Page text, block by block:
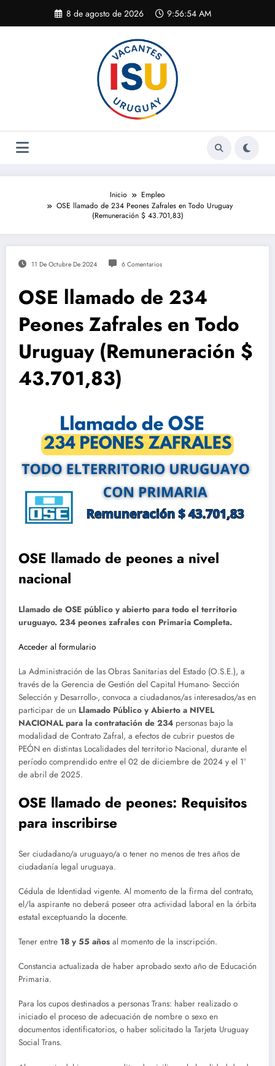
contenido
8 de agosto de 2026 9:56:54 AM
Inicio
Empleo
OSE llamado de 234 Peones Zafrales en Todo Uruguay
(Remuneración $ 43.701,83)
11 De Octubre De 2024 6 Comentarios
OSE llamado de 234
Peones Zafrales en Todo
Uruguay (Remuneración $
43.701,83)
OSE llamado de peones a nivel
nacional
Llamado de OSE público y abierto para todo el territorio
uruguayo. 234 peones zafrales con Primaria Completa.
Acceder al formulario
La Administración de las Obras Sanitarias del Estado (O.S.E.), a
través de la Gerencia de Gestión del Capital Humano- Sección
Selección y Desarrollo-, convoca a ciudadanos/as interesados/as en
participar de un Llamado Público y Abierto a NIVEL
NACIONAL para la contratación de 234 personas bajo la
modalidad de Contrato Zafral, a efectos de cubrir puestos de
PEÓN en distintas Localidades del territorio Nacional, durante el
período comprendido entre el 02 de diciembre de 2024 y el 1°
de abril de 2025.
OSE llamado de peones: Requisitos
para inscribirse
Ser ciudadano/a uruguayo/a o tener no menos de tres años de
ciudadanía legal uruguaya.
Cédula de Identidad vigente. Al momento de la firma del contrato,
el/la aspirante no deberá poseer otra actividad laboral en la órbita
estatal exceptuando la docente.
Tener entre 18 y 55 años al momento de la inscripción.
Constancia actualizada de haber aprobado sexto año de Educación
Primaria.
Para los cupos destinados a personas Trans: haber realizado o
iniciado el proceso de adecuación de nombre o sexo en
documentos identificatorios, o haber solicitado la Tarjeta Uruguay
Social Trans.